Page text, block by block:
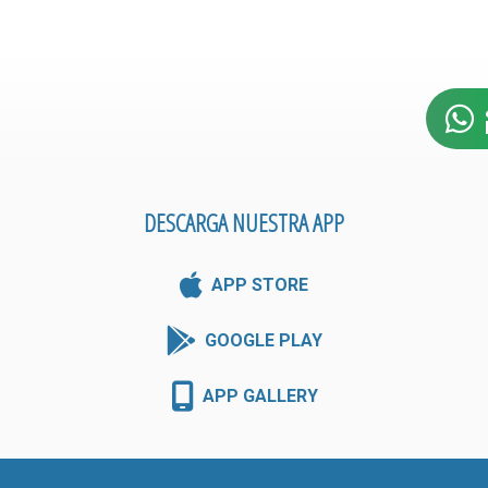
DESCARGA NUESTRA APP
APP STORE
GOOGLE PLAY
APP GALLERY